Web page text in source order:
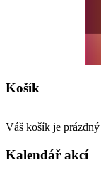
Košík
Váš košík je prázdný
Kalendář akcí